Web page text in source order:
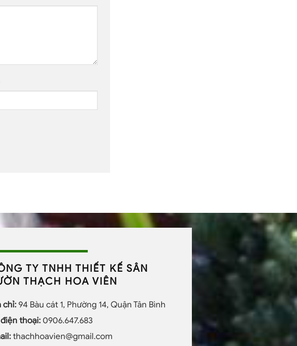
TY TNHH THIẾT KẾ SÂN
THẠCH HOA VIÊN
chỉ:94 Bàu cát 1, Phường 14, Quận Tân Bình
thoại:0906.647.683
thachhoavien@gmail.com